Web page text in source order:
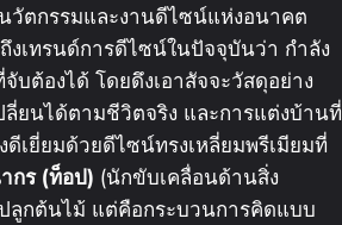
วัตกรรมและงานดีไซน์แห่งอนาคต
งเทรนด์การดีไซน์ในปัจจุบันว่า กำลัง
บต้องได้ โดยดึงเอาสัจจะวัสดุอย่าง
ยนได้ตามชีวิตจริง และการแต่งบ้านที่
เยี่ยมด้วยดีไซน์ทรงเหลี่ยมพรีเมียมที่
กร(ท็อป) (นักขับเคลื่อนด้านสิ่ง
ลูกต้นไม้ แต่คือกระบวนการคิดแบบ